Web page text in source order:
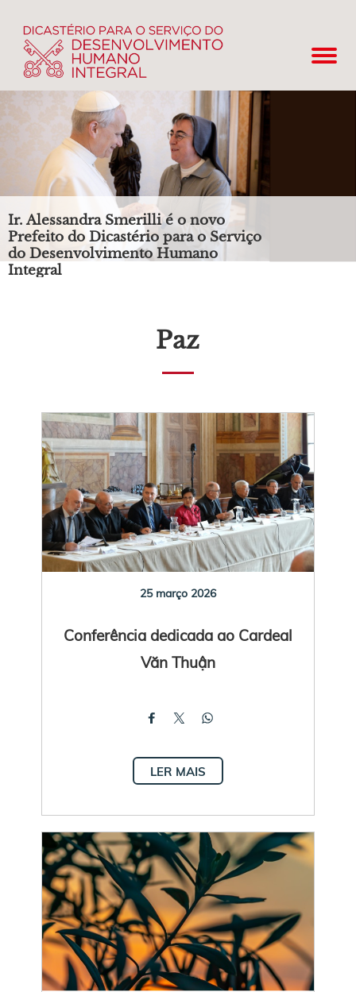
Ir. Alessandra Smerilli é o novo
Prefeito do Dicastério para o Serviço
do Desenvolvimento Humano
Integral
Paz
25 março 2026
Conferência dedicada ao Cardeal
Văn Thuận
LER MAIS